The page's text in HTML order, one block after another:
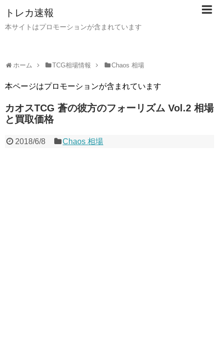
トレカ速報
本サイトはプロモーションが含まれています
ホーム TCG相場情報 Chaos 相場
本ページはプロモーションが含まれています
カオスTCG 蒼の彼方のフォーリズム Vol.2 相場
と買取価格
2018/6/8 Chaos 相場